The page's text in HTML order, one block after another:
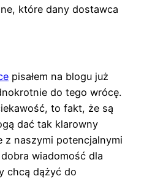
które dany dostawca
pisałem na blogu już
do tego wrócę.
to fakt, że są
dać tak klarowny
z naszymi potencjalnymi
wiadomość dla
chcą dążyć do